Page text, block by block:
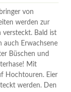
von
werden zur
versteckt. Bald ist
auch Erwachsene
Büschen und
Mit
Hochtouren. Eier
werden. Den